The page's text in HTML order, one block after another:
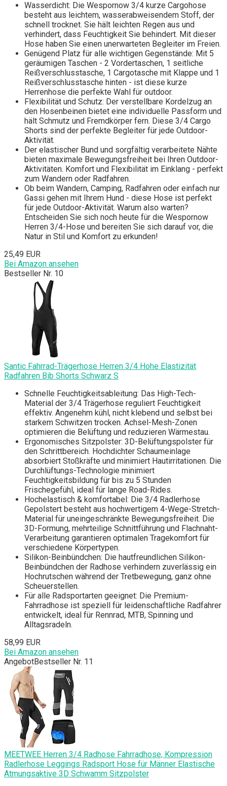
Wasserdicht: Die Wespornow 3/4 kurze Cargohose
besteht aus leichtem, wasserabweisendem Stoff, der
schnell trocknet. Sie hält leichten Regen aus und
verhindert, dass Feuchtigkeit Sie behindert. Mit dieser
Hose haben Sie einen unerwarteten Begleiter im Freien.
Genügend Platz für alle wichtigen Gegenstände: Mit 5
geräumigen Taschen - 2 Vordertaschen, 1 seitliche
Reißverschlusstasche, 1 Cargotasche mit Klappe und 1
Reißverschlusstasche hinten - ist diese kurze
Herrenhose die perfekte Wahl für outdoor.
Flexibilität und Schutz: Der verstellbare Kordelzug an
den Hosenbeinen bietet eine individuelle Passform und
hält Schmutz und Fremdkörper fern. Diese 3/4 Cargo
Shorts sind der perfekte Begleiter für jede Outdoor-
Aktivität.
Der elastischer Bund und sorgfältig verarbeitete Nähte
bieten maximale Bewegungsfreiheit bei Ihren Outdoor-
Aktivitäten. Komfort und Flexibilität im Einklang - perfekt
zum Wandern oder Radfahren.
Ob beim Wandern, Camping, Radfahren oder einfach nur
Gassi gehen mit Ihrem Hund - diese Hose ist perfekt
für jede Outdoor-Aktivität. Warum also warten?
Entscheiden Sie sich noch heute für die Wespornow
Herren 3/4-Hose und bereiten Sie sich darauf vor, die
Natur in Stil und Komfort zu erkunden!
25,49 EUR
Bei Amazon ansehen
Bestseller Nr. 10
Santic Fahrrad-Trägerhose Herren 3/4 Hohe Elastizität
Radfahren Bib Shorts Schwarz S
Schnelle Feuchtigkeitsableitung: Das High-Tech-
Material der 3/4 Trägerhose reguliert Feuchtigkeit
effektiv. Angenehm kühl, nicht klebend und selbst bei
starkem Schwitzen trocken. Achsel-Mesh-Zonen
optimieren die Belüftung und reduzieren Wärmestau.
Ergonomisches Sitzpolster: 3D-Belüftungspolster für
den Schrittbereich. Hochdichter Schaumeinlage
absorbiert Stoßkräfte und minimiert Hautirritationen. Die
Durchlüftungs-Technologie minimiert
Feuchtigkeitsbildung für bis zu 5 Stunden
Frischegefühl, ideal für lange Road-Rides.
Hochelastisch & komfortabel: Die 3/4 Radlerhose
Gepolstert besteht aus hochwertigem 4-Wege-Stretch-
Material für uneingeschränkte Bewegungsfreiheit. Die
3D-Formung, mehrteilige Schnittführung und Flachnaht-
Verarbeitung garantieren optimalen Tragekomfort für
verschiedene Körpertypen.
Silikon-Beinbündchen: Die hautfreundlichen Silikon-
Beinbündchen der Radhose verhindern zuverlässig ein
Hochrutschen während der Tretbewegung, ganz ohne
Scheuerstellen.
Für alle Radsportarten geeignet: Die Premium-
Fahrradhose ist speziell für leidenschaftliche Radfahrer
entwickelt, ideal für Rennrad, MTB, Spinning und
Alltagsradeln.
58,99 EUR
Bei Amazon ansehen
AngebotBestseller Nr. 11
MEETWEE Herren 3/4 Radhose Fahrradhose, Kompression
Radlerhose Leggings Radsport Hose für Männer Elastische
Atmungsaktive 3D Schwamm Sitzpolster